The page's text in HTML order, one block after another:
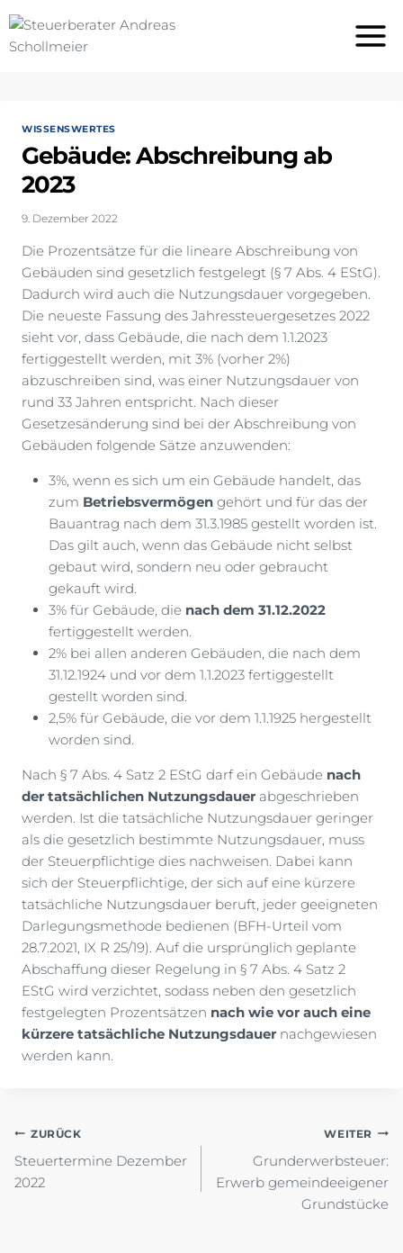
Inhalt
springen
WISSENSWERTES
Gebäude: Abschreibung ab
2023
9. Dezember 2022
Die Prozentsätze für die lineare Abschreibung von
Gebäuden sind gesetzlich festgelegt (§ 7 Abs. 4 EStG).
Dadurch wird auch die Nutzungsdauer vorgegeben.
Die neueste Fassung des Jahressteuergesetzes 2022
sieht vor, dass Gebäude, die nach dem 1.1.2023
fertiggestellt werden, mit 3% (vorher 2%)
abzuschreiben sind, was einer Nutzungsdauer von
rund 33 Jahren entspricht. Nach dieser
Gesetzesänderung sind bei der Abschreibung von
Gebäuden folgende Sätze anzuwenden:
3%, wenn es sich um ein Gebäude handelt, das
zum Betriebsvermögen gehört und für das der
Bauantrag nach dem 31.3.1985 gestellt worden ist.
Das gilt auch, wenn das Gebäude nicht selbst
gebaut wird, sondern neu oder gebraucht
gekauft wird.
3% für Gebäude, die nach dem 31.12.2022
fertiggestellt werden.
2% bei allen anderen Gebäuden, die nach dem
31.12.1924 und vor dem 1.1.2023 fertiggestellt
gestellt worden sind.
2,5% für Gebäude, die vor dem 1.1.1925 hergestellt
worden sind.
Nach § 7 Abs. 4 Satz 2 EStG darf ein Gebäude nach
der tatsächlichen Nutzungsdauer abgeschrieben
werden. Ist die tatsächliche Nutzungsdauer geringer
als die gesetzlich bestimmte Nutzungsdauer, muss
der Steuerpflichtige dies nachweisen. Dabei kann
sich der Steuerpflichtige, der sich auf eine kürzere
tatsächliche Nutzungsdauer beruft, jeder geeigneten
Darlegungsmethode bedienen (BFH-Urteil vom
28.7.2021, IX R 25/19). Auf die ursprünglich geplante
Abschaffung dieser Regelung in § 7 Abs. 4 Satz 2
EStG wird verzichtet, sodass neben den gesetzlich
festgelegten Prozentsätzen nach wie vor auch eine
kürzere tatsächliche Nutzungsdauer nachgewiesen
werden kann.
Beitragsnavigation
ZURÜCK
Steuertermine Dezember
2022
WEITER
Grunderwerbsteuer:
Erwerb gemeindeeigener
Grundstücke